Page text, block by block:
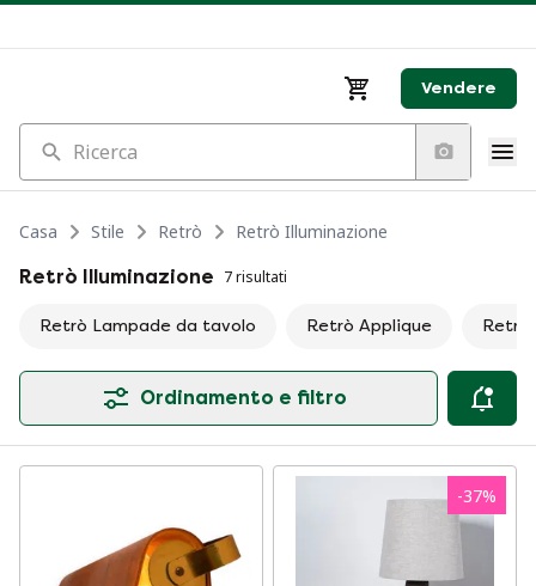
Vendere
Ricerca
Casa Stile Retrò
Retrò Illuminazione
Retrò Illuminazione 7 risultati
Retrò Lampade da tavolo Retrò Applique Retrò
Ordinamento e filtro
-37%